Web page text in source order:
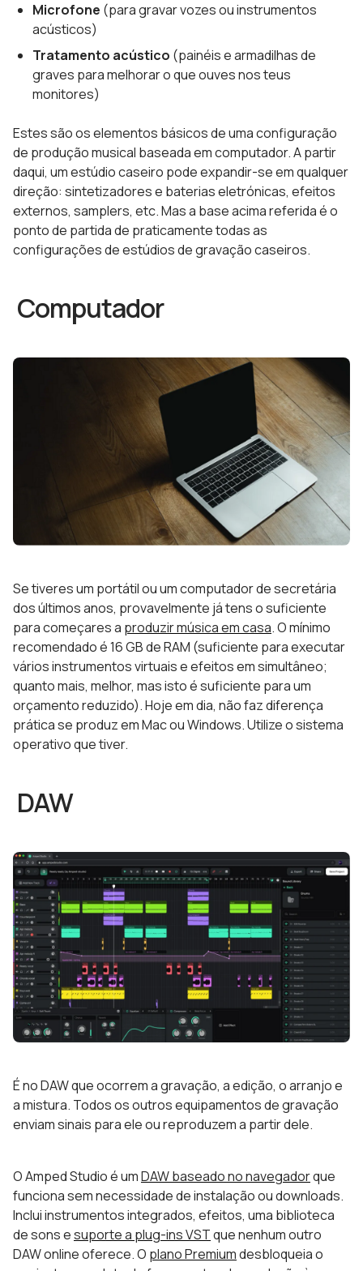
Microfone (para gravar vozes ou instrumentos
acústicos)
Tratamento acústico (painéis e armadilhas de
graves para melhorar o que ouves nos teus
monitores)
Estes são os elementos básicos de uma configuração
de produção musical baseada em computador. A partir
daqui, um estúdio caseiro pode expandir-se em qualquer
direção: sintetizadores e baterias eletrónicas, efeitos
externos, samplers, etc. Mas a base acima referida é o
ponto de partida de praticamente todas as
configurações de estúdios de gravação caseiros.
Computador
Se tiveres um portátil ou um computador de secretária
dos últimos anos, provavelmente já tens o suficiente
para começares a produzir música em casa. O mínimo
recomendado é 16 GB de RAM (suficiente para executar
vários instrumentos virtuais e efeitos em simultâneo;
quanto mais, melhor, mas isto é suficiente para um
orçamento reduzido). Hoje em dia, não faz diferença
prática se produz em Mac ou Windows. Utilize o sistema
operativo que tiver.
DAW
É no DAW que ocorrem a gravação, a edição, o arranjo e
a mistura. Todos os outros equipamentos de gravação
enviam sinais para ele ou reproduzem a partir dele.
O Amped Studio é umDAW baseado no navegadorque
funciona sem necessidade de instalação ou downloads.
Inclui instrumentos integrados, efeitos, uma biblioteca
de sons esuporte a plug-ins VSTque nenhum outro
DAW online oferece. O plano Premiumdesbloqueia o